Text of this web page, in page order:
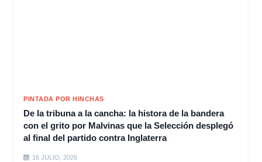
PINTADA POR HINCHAS
De la tribuna a la cancha: la histora de la bandera
con el grito por Malvinas que la Selección desplegó
al final del partido contra Inglaterra
16 JULIO, 2026